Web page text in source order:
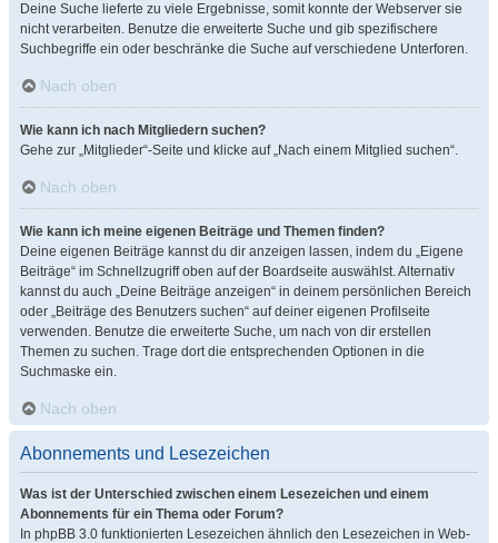
Deine Suche lieferte zu viele Ergebnisse, somit konnte der Webserver sie
nicht verarbeiten. Benutze die erweiterte Suche und gib spezifischere
Suchbegriffe ein oder beschränke die Suche auf verschiedene Unterforen.
Nach oben
Wie kann ich nach Mitgliedern suchen?
Gehe zur „Mitglieder“-Seite und klicke auf „Nach einem Mitglied suchen“.
Nach oben
Wie kann ich meine eigenen Beiträge und Themen finden?
Deine eigenen Beiträge kannst du dir anzeigen lassen, indem du „Eigene
Beiträge“ im Schnellzugriff oben auf der Boardseite auswählst. Alternativ
kannst du auch „Deine Beiträge anzeigen“ in deinem persönlichen Bereich
oder „Beiträge des Benutzers suchen“ auf deiner eigenen Profilseite
verwenden. Benutze die erweiterte Suche, um nach von dir erstellen
Themen zu suchen. Trage dort die entsprechenden Optionen in die
Suchmaske ein.
Nach oben
Abonnements und Lesezeichen
Was ist der Unterschied zwischen einem Lesezeichen und einem
Abonnements für ein Thema oder Forum?
In phpBB 3.0 funktionierten Lesezeichen ähnlich den Lesezeichen in Web-